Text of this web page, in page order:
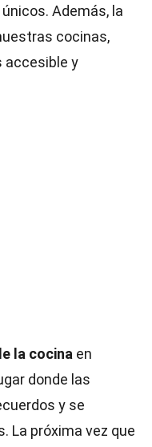
Además, la
cocinas,
accesible y
la cocina en
donde las
y se
La próxima vez que